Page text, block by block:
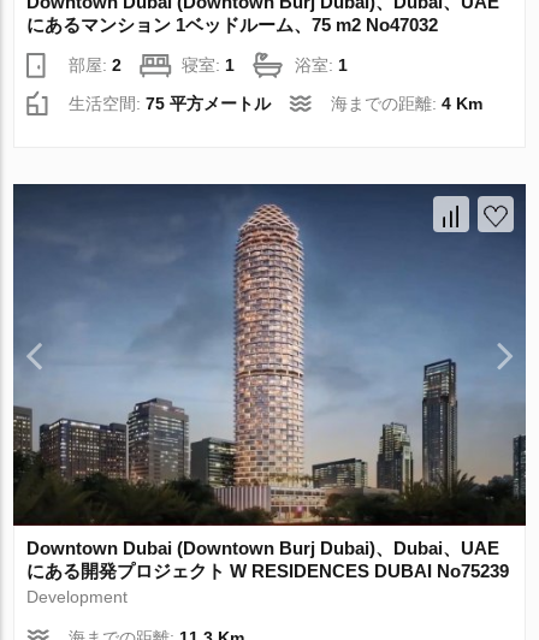
にあるマンション 1ベッドルーム、75 m2 No47032
部屋:2 寝室:1 浴室:1
生活空間:75 平方メートル 海までの距離:4 Km
Downtown Dubai (Downtown Burj Dubai)、Dubai、UAE
にある開発プロジェクト W RESIDENCES DUBAI No75239
Development